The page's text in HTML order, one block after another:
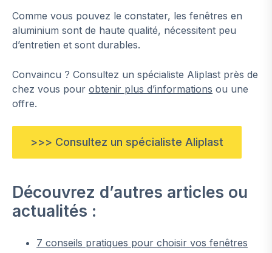
Comme vous pouvez le constater, les fenêtres en
aluminium sont de haute qualité, nécessitent peu
d’entretien et sont durables.
Convaincu ? Consultez un spécialiste Aliplast près de
chez vous pour obtenir plus d’informations ou une
offre.
>>> Consultez un spécialiste Aliplast
Découvrez d’autres articles ou
actualités :
7 conseils pratiques pour choisir vos fenêtres